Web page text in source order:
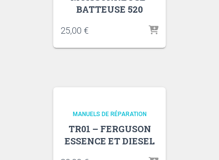
BATTEUSE 520
25,00 €
MANUELS DE RÉPARATION
TR01 – FERGUSON
ESSENCE ET DIESEL